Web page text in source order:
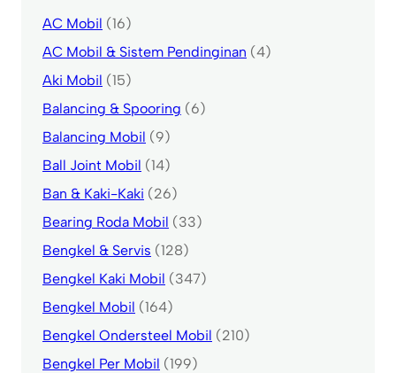
AC Mobil (16)
AC Mobil & Sistem Pendinginan (4)
Aki Mobil (15)
Balancing & Spooring (6)
Balancing Mobil (9)
Ball Joint Mobil (14)
Ban & Kaki-Kaki (26)
Bearing Roda Mobil (33)
Bengkel & Servis (128)
Bengkel Kaki Mobil (347)
Bengkel Mobil (164)
Bengkel Ondersteel Mobil (210)
Bengkel Per Mobil (199)